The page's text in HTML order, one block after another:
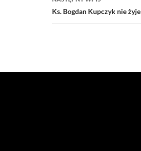
Ks. Bogdan Kupczyk nie żyje